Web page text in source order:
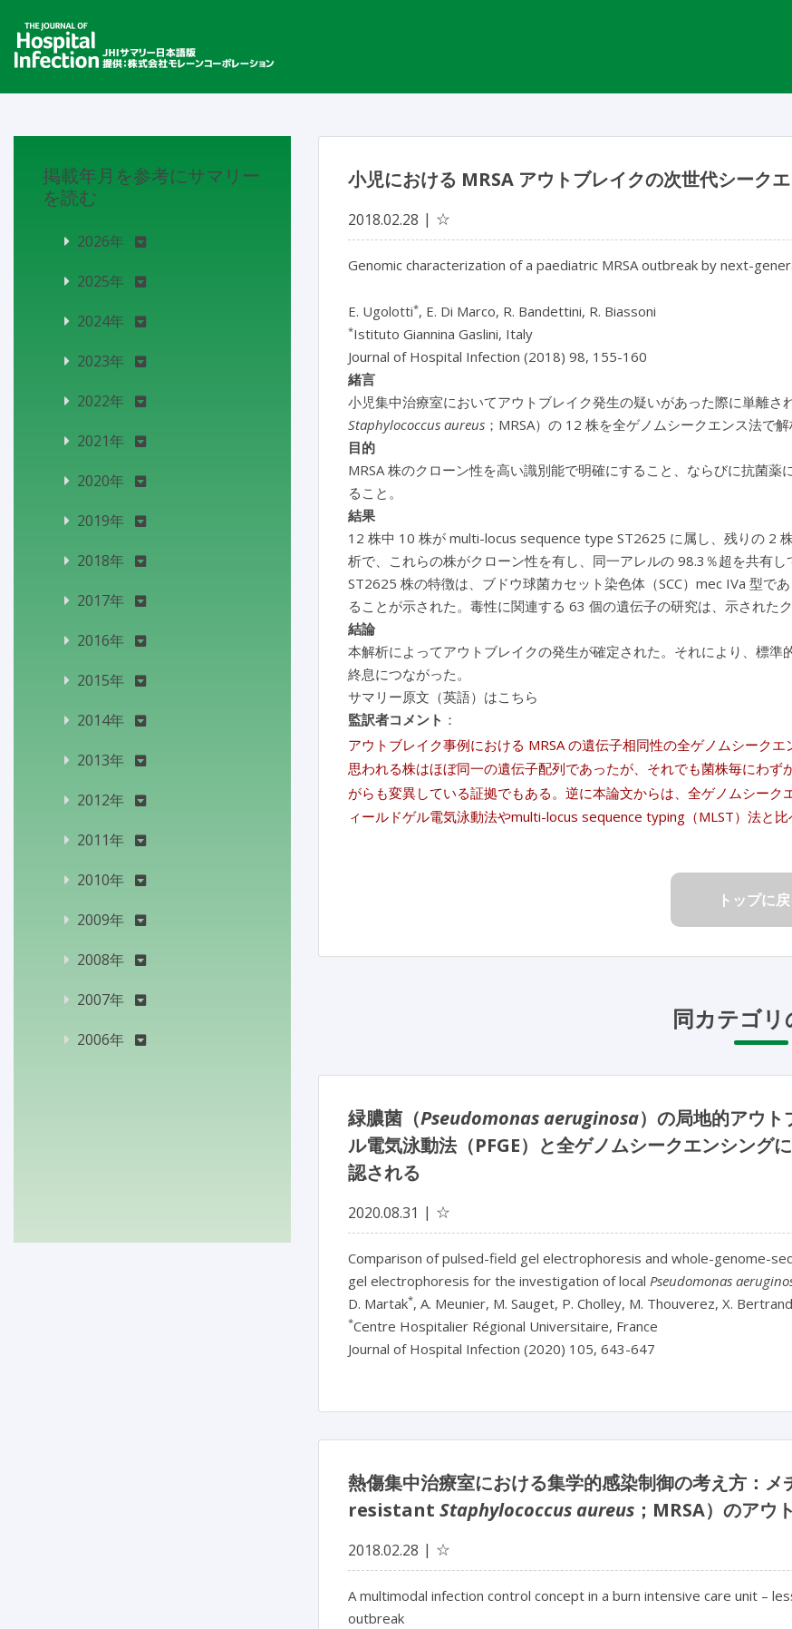
小児における MRSA アウトブレイクの次世代シーク
2018.02.28 ☆
Genomic characterization of a paediatric MRSA outbreak by next-
E. Ugolotti*, E. Di Marco, R. Bandettini, R. Biassoni
*Istituto Giannina Gaslini, Italy
Journal of Hospital Infection (2018) 98, 155-160
緒言
小児集中治療室においてアウトブレイク発生の疑いがあった際に単離
Staphylococcus aureus ；MRSA）の 12 株を全ゲノムシークエンス法で解
目的
MRSA 株のクローン性を高い識別能で明確にすること、ならびに抗菌
ること。
結果
12 株中 10 株が multi-locus sequence type ST2625 に属し、残りの 2
析で、これらの株がクローン性を有し、同一アレルの 98.3％超を共有
ST2625 株の特徴は、ブドウ球菌カセット染色体（SCC）mec IVa 型
ることが示された。毒性に関連する 63 個の遺伝子の研究は、示された
結論
本解析によってアウトブレイクの発生が確定された。それにより、標
終息につながった。
サマリー原文（英語）はこちら
監訳者コメント ：
アウトブレイク事例における MRSA の遺伝子相同性の全ゲノムシーク
思われる株はほぼ同一の遺伝子配列であったが、それでも菌株毎にわ
がらも変異している証拠でもある。逆に本論文からは、全ゲノムシー
ィールドゲル電気泳動法やmulti-locus sequence typing（MLST）法と比
トップに
同カテゴリ
緑膿菌（Pseudomonas aeruginosa）の局地的アウ
ル電気泳動法（PFGE）と全ゲノムシークエンシング
認される
2020.08.31 ☆
Comparison of pulsed-field gel electrophoresis and whole-genome-
gel electrophoresis for the investigation of local Pseudomonas
D. Martak*, A. Meunier, M. Sauget, P. Cholley, M. Thouverez, X.
*Centre Hospitalier Régional Universitaire, France
Journal of Hospital Infection (2020) 105, 643-647
熱傷集中治療室における集学的感染制御の考え方：
resistant Staphylococcus aureus ；MRSA）のアウ
2018.02.28 ☆
A multimodal infection control concept in a burn intensive care unit –
outbreak
掲載年月を参考にサマリー
を読む
2026年
2025年
2024年
2023年
2022年
2021年
2020年
2019年
2018年
2017年
2016年
2015年
2014年
2013年
2012年
2011年
2010年
2009年
2008年
2007年
2006年